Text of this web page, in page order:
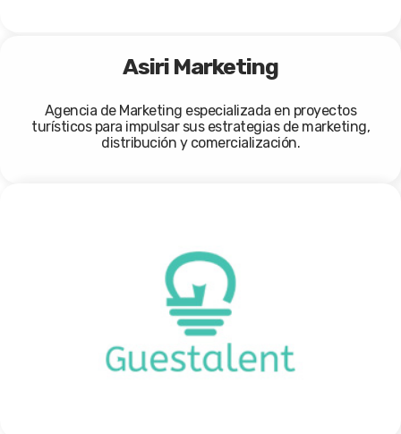
Asiri Marketing
Agencia de Marketing especializada en proyectos
turísticos para impulsar sus estrategias de marketing,
distribución y comercialización.